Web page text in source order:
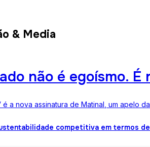
& Media
não é egoísmo. É
é a nova assinatura de Matinal, um apelo
competitiva em termos